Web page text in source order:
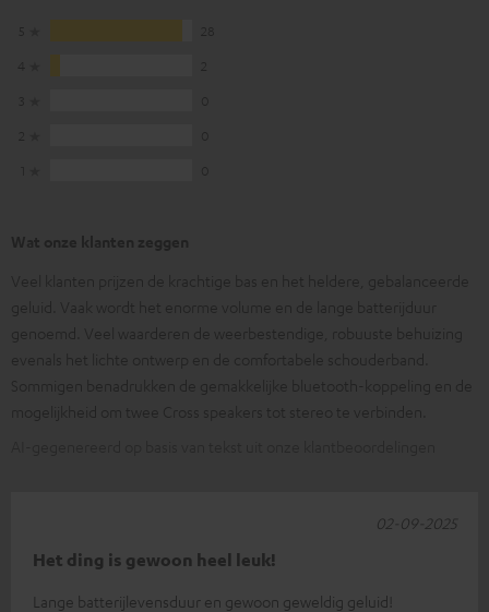
Het ding is gewoon heel leuk!
Lange batterijlevensduur en gewoon geweldig geluid!
02-09-2025